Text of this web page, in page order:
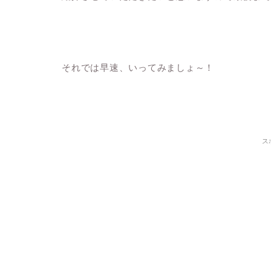
それでは早速、いってみましょ～！
ス